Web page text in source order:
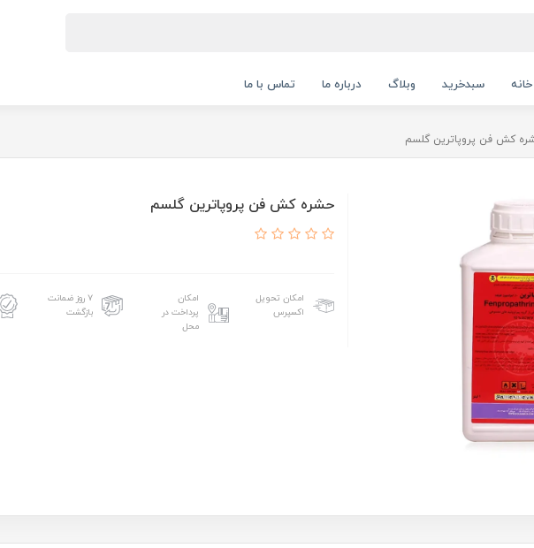
خانه سبدخرید وبلاگ درباره ما تماس با ما
کش فن پروپاترین گلسم
حشره کش فن پروپاترین گلسم
امکان تحویل
اکسپرس
امکان
پرداخت در
محل
۷ روز ضمانت
بازگشت